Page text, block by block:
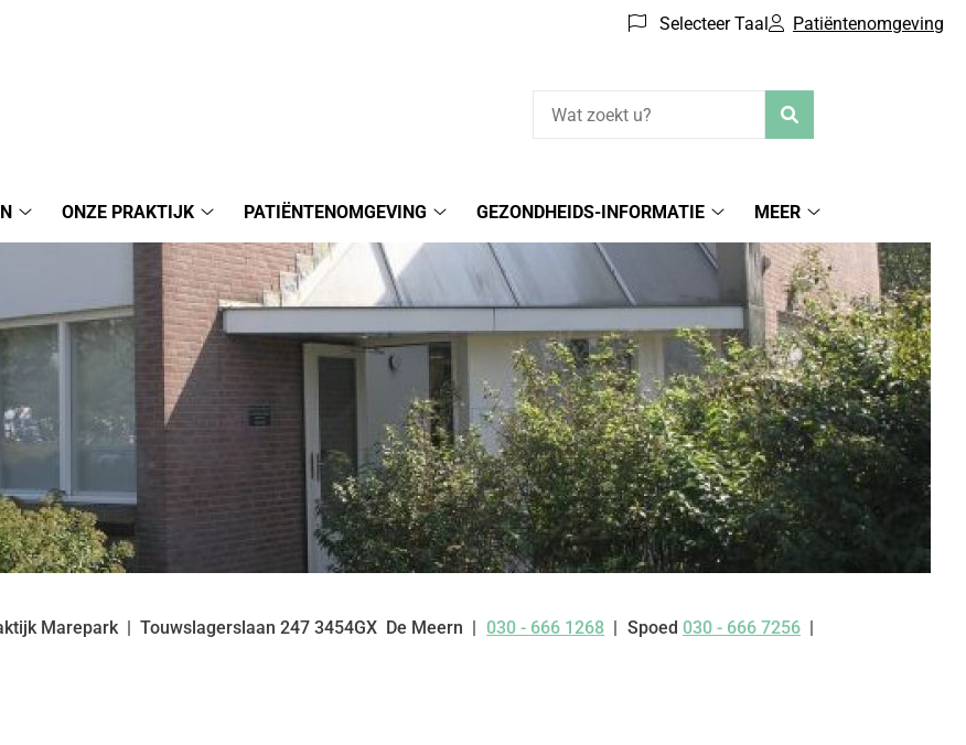
Selecteer Taal Patiëntenomgeving
ONZE PRAKTIJK
Praktijk
submenu
PATIËNTENOMGEVING
submenu
GEZONDHEIDS-INFORMATIE
informatie
submenu
MEER
submenu
Marepark Touwslagerslaan 247 3454GX De Meern Tel:
030 - 666 1268 Spoed 030 - 666 7256